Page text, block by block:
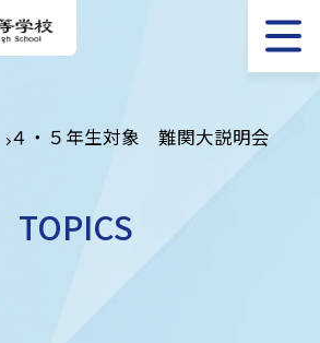
４・５年生対象 難関大説明会
TOPICS